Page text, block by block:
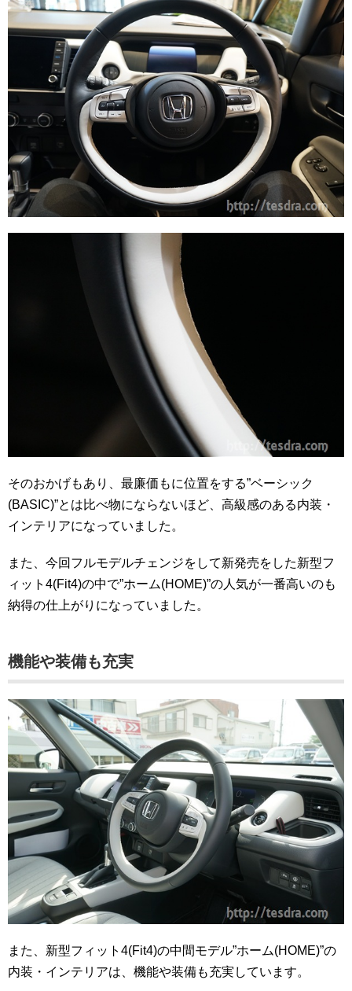
そのおかげもあり、最廉価もに位置をする”ベーシック
(BASIC)”とは比べ物にならないほど、高級感のある内装・
インテリアになっていました。
また、今回フルモデルチェンジをして新発売をした新型フ
ィット4(Fit4)の中で”ホーム(HOME)”の人気が一番高いのも
納得の仕上がりになっていました。
機能や装備も充実
また、新型フィット4(Fit4)の中間モデル”ホーム(HOME)”の
内装・インテリアは、機能や装備も充実しています。